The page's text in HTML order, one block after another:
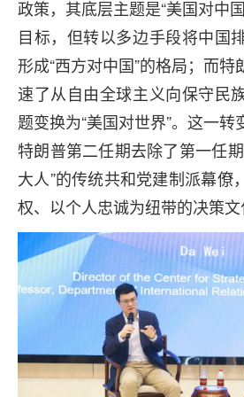
政策，其底层主题是“美国对中
目标，但转以多边手段将中国
形成“西方对中国”的格局；而
速了从自由全球主义向保守民
题变换为“美国对世界”。这一
特朗普第二任期去除了第一任
大人”的传统共和党建制派幕僚
权、以个人忠诚为纽带的决策文